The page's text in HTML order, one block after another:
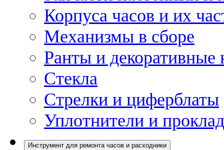
Корпуса часов и их
Механизмы в сборе
Ранты и декоративные
Стекла
Стрелки и циферблаты
Уплотнители и
Инструмент для ремонта часов и расходники